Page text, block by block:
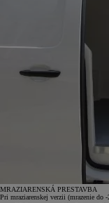
MRAZIARENSKÁ PRESTAVBA
Pri mraziarenskej verzii (mrazenie do